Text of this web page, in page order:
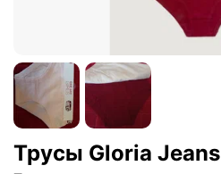
Трусы Gloria Jeans